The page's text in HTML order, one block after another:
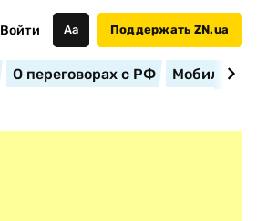
Войти Аа Поддержать ZN.ua
О переговорах с РФ